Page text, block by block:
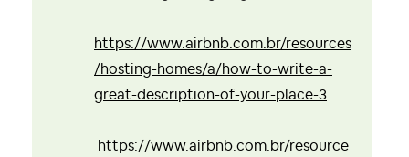
https://www.airbnb.com.br/resources
/hosting-homes/a/how-to-write-a-
great-description-of-your-place-3
https://www.airbnb.com.br/resource